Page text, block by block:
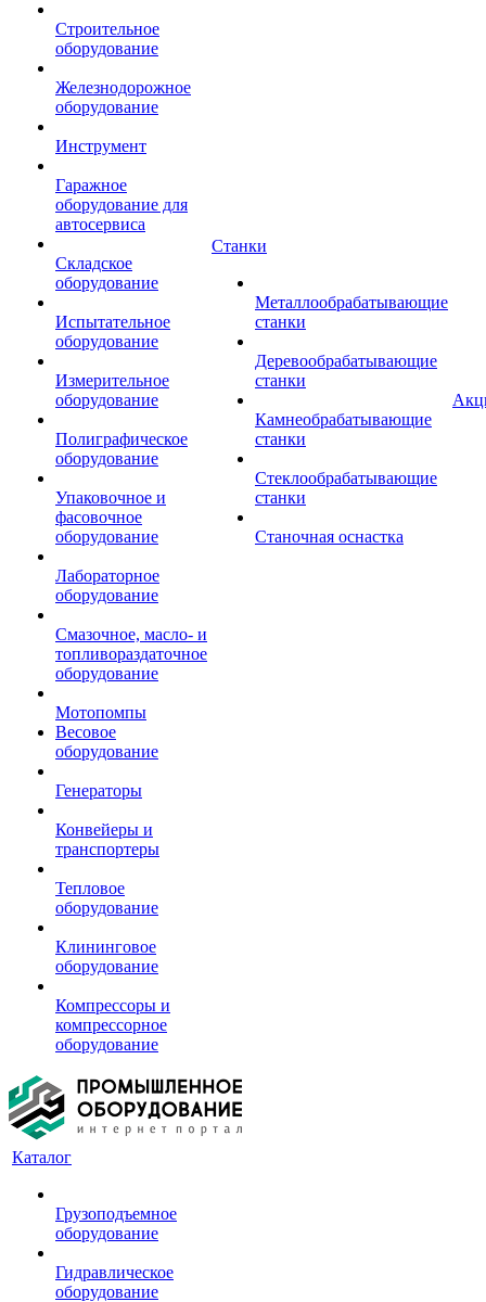
Строительное
оборудование
Железнодорожное
оборудование
Инструмент
Гаражное
оборудование для
автосервиса
Складское
оборудование
Испытательное
оборудование
Измерительное
оборудование
Полиграфическое
оборудование
Упаковочное и
фасовочное
оборудование
Лабораторное
оборудование
Смазочное, масло- и
топливораздаточное
оборудование
Мотопомпы
Весовое
оборудование
Генераторы
Конвейеры и
транспортеры
Тепловое
оборудование
Клининговое
оборудование
Компрессоры и
компрессорное
оборудование
Станки
Металлообрабатывающие
станки
Деревообрабатывающие
станки
Камнеобрабатывающие
станки
Стеклообрабатывающие
станки
Станочная оснастка
Каталог
Грузоподъемное
оборудование
Гидравлическое
оборудование